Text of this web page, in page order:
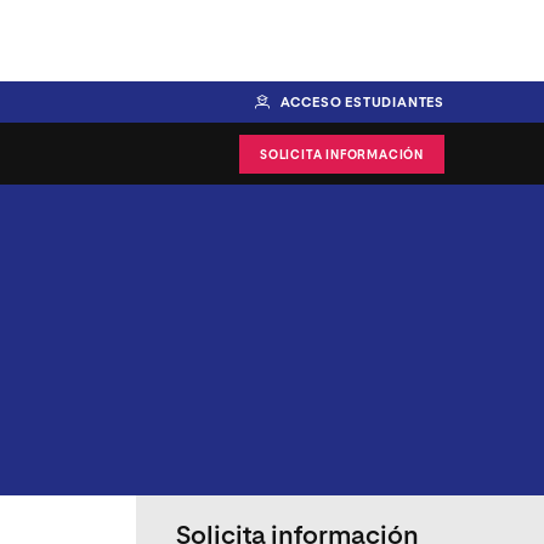
ACCESO ESTUDIANTES
SOLICITA INFORMACIÓN
Solicita información